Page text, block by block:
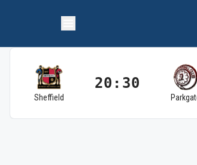
Sheffield
20:30